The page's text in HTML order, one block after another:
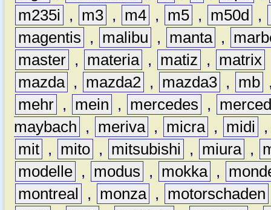
m235i
, m3 , m4 , m5 , m50d ,
magentis
, malibu , manta ,
master , materia , matiz , matrix
mazda , mazda2 , mazda3 , mb
mehr , mein , mercedes ,
maybach
, meriva , micra , midi
mit , mito , mitsubishi , miura ,
modelle , modus , mokka ,
montreal
, monza , motorschaden